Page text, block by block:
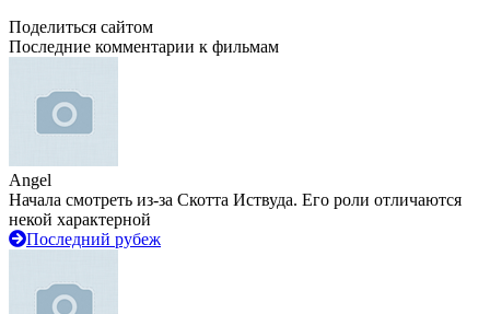
Поделиться сайтом
Последние комментарии к фильмам
Angel
Начала смотреть из-за Скотта Иствуда. Его роли отличаются
некой характерной
Последний рубеж